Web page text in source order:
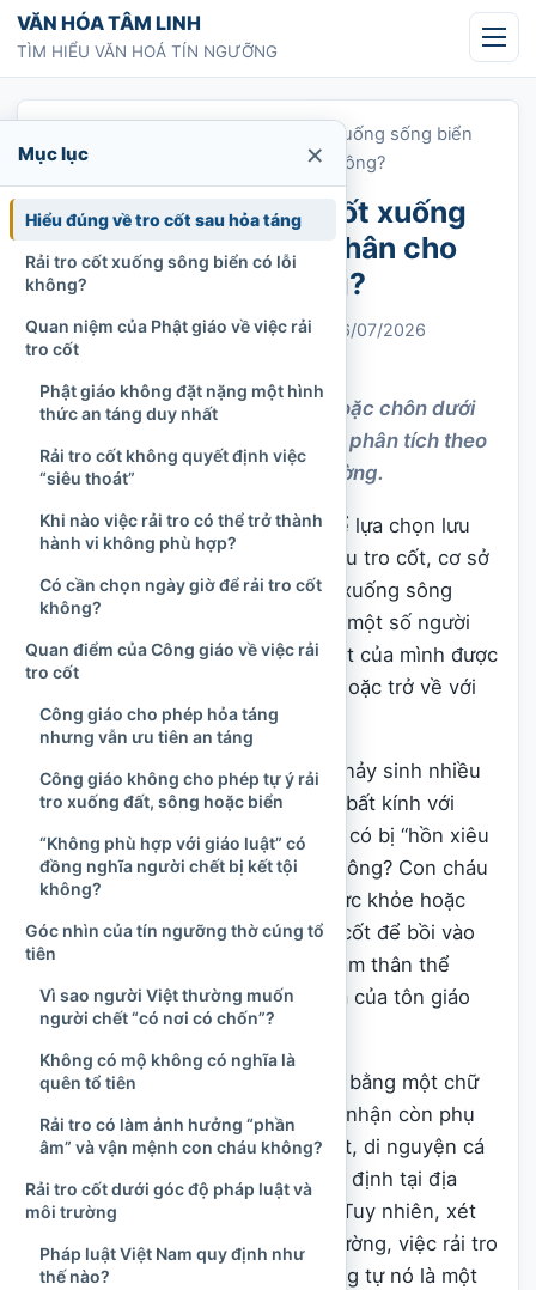
Chuyển tới nội dung
VĂN HÓA TÂM LINH
TÌM HIỂU VĂN HOÁ TÍN NGƯỠNG
Sau khi chết, rải tro cốt xuống sống biển
hoặc làm phân cho cây cỏ có lỗi gì không?
Sau khi chết, rải tro cốt xuống
sống biển hoặc làm phân cho
cây cỏ có lỗi gì không?
Chi Tran 02/08/2022Cập nhật: 26/07/2026
Phật giáo
Rải tro cốt xuống sông biển hoặc chôn dưới
gốc cây có lỗi không? Bài viết phân tích theo
tôn giáo, pháp luật và môi trường.
Sau khihỏa táng, gia đình có thể lựa chọn lưu
giữ tro cốt tại nghĩa trang, nhà lưu tro cốt, cơ sở
tôn giáo, chôn dưới đất hoặc rải xuống sông
biển. Trong những năm gần đây, một số người
còn để lại di nguyện muốn tro cốt của mình được
chôn dưới gốc cây, hòa vào đất hoặc trở về với
thiên nhiên.
Những lựa chọn này thường làm nảy sinh nhiều
băn khoăn: Rải tro cốt có phải là bất kính với
người đã mất không? Người chết có bị “hồn xiêu
phách tán” hay khó siêu thoát không? Con cháu
có bị ảnh hưởng về vận mệnh, sức khỏe hoặc
công việc không? Việc dùng tro cốt để bồi vào
đất trồng cây có bị coi là xúc phạm thân thể
người quá cố hay phạm điều cấm của tôn giáo
không?
Không thể trả lời mọi trường hợp bằng một chữ
“có” hoặc “không”, bởi cách nhìn nhận còn phụ
thuộc vào tôn giáo của người mất, di nguyện cá
nhân, truyền thống gia đình, quy định tại địa
phương và cách thức thực hiện. Tuy nhiên, xét
trên bình diện
đạo đức thông thường, việc rải tro
cốt hoặc an vị dưới gốc cây không tự nó là một
Mục lục ×
Hiểu đúng về tro cốt sau hỏa táng
Rải tro cốt xuống sông biển có lỗi
không?
Quan niệm của Phật giáo về việc rải
tro cốt
Phật giáo không đặt nặng một hình
thức an táng duy nhất
Rải tro cốt không quyết định việc
“siêu thoát”
Khi nào việc rải tro có thể trở thành
hành vi không phù hợp?
Có cần chọn ngày giờ để rải tro cốt
không?
Quan điểm của Công giáo về việc rải
tro cốt
Công giáo cho phép hỏa táng
nhưng vẫn ưu tiên an táng
Công giáo không cho phép tự ý rải
tro xuống đất, sông hoặc biển
“Không phù hợp với giáo luật” có
đồng nghĩa người chết bị kết tội
không?
Góc nhìn của tín ngưỡng thờ cúng tổ
tiên
Vì sao người Việt thường muốn
người chết “có nơi có chốn”?
Không có mộ không có nghĩa là
quên tổ tiên
Rải tro có làm ảnh hưởng “phần
âm” và vận mệnh con cháu không?
Rải tro cốt dưới góc độ pháp luật và
môi trường
Pháp luật Việt Nam quy định như
thế nào?